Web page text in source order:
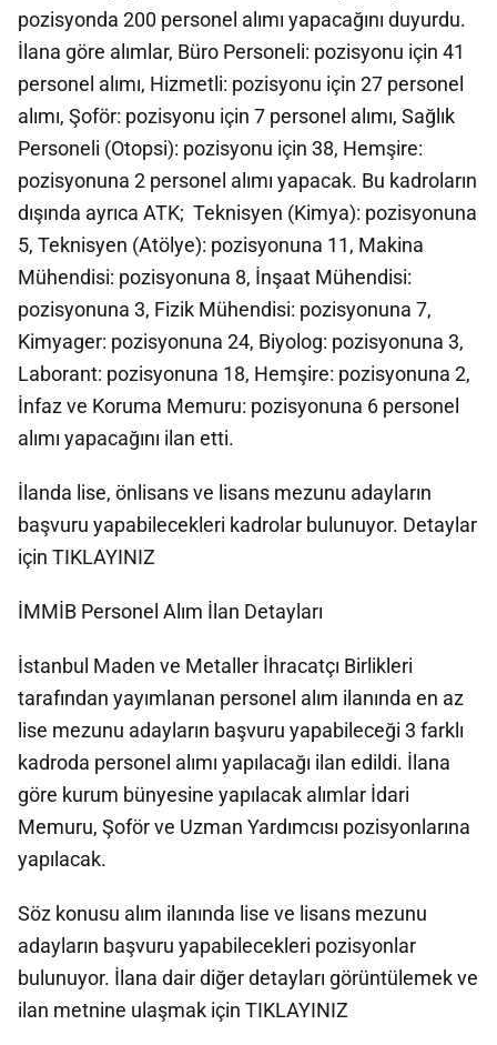
pozisyonda 200 personel alımı yapacağını duyurdu.
İlana göre alımlar, Büro Personeli: pozisyonu için 41
personel alımı, Hizmetli: pozisyonu için 27 personel
alımı, Şoför: pozisyonu için 7 personel alımı, Sağlık
Personeli (Otopsi): pozisyonu için 38, Hemşire:
pozisyonuna 2 personel alımı yapacak. Bu kadroların
dışında ayrıca ATK; Teknisyen (Kimya): pozisyonuna
5, Teknisyen (Atölye): pozisyonuna 11, Makina
Mühendisi: pozisyonuna 8, İnşaat Mühendisi:
pozisyonuna 3, Fizik Mühendisi: pozisyonuna 7,
Kimyager: pozisyonuna 24, Biyolog: pozisyonuna 3,
Laborant: pozisyonuna 18, Hemşire: pozisyonuna 2,
İnfaz ve Koruma Memuru: pozisyonuna 6 personel
alımı yapacağını ilan etti.
İlanda lise, önlisans ve lisans mezunu adayların
başvuru yapabilecekleri kadrolar bulunuyor. Detaylar
için TIKLAYINIZ
İMMİB Personel Alım İlan Detayları
İstanbul Maden ve Metaller İhracatçı Birlikleri
tarafından yayımlanan personel alım ilanında en az
lise mezunu adayların başvuru yapabileceği 3 farklı
kadroda personel alımı yapılacağı ilan edildi. İlana
göre kurum bünyesine yapılacak alımlar İdari
Memuru, Şoför ve Uzman Yardımcısı pozisyonlarına
yapılacak.
Söz konusu alım ilanında lise ve lisans mezunu
adayların başvuru yapabilecekleri pozisyonlar
bulunuyor. İlana dair diğer detayları görüntülemek ve
ilan metnine ulaşmak için TIKLAYINIZ